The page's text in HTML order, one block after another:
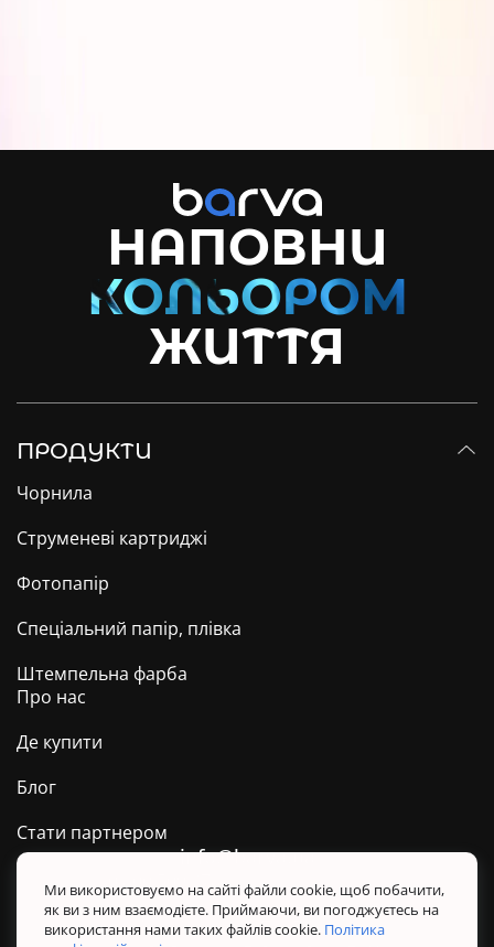
НАПОВНИ
ЖИТТЯ
ПРОДУКТИ
Чорнила
Струменеві картриджі
Фотопапір
Спеціальний папір, плівка
Штемпельна фарба
Про нас
Де купити
Блог
Стати партнером
Техпідтримка ТМ BARVA
Політика конфіденційності
info@barva.ua
Ми використовуємо на сайті файли cookie, щоб побачити,
як ви з ним взаємодієте. Приймаючи, ви погоджуєтесь на
використання нами таких файлів cookie. Політика